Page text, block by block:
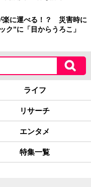
楽に運べる！？ 災害時に
ク”に「目からうろこ」
ライフ
リサーチ
エンタメ
特集一覧